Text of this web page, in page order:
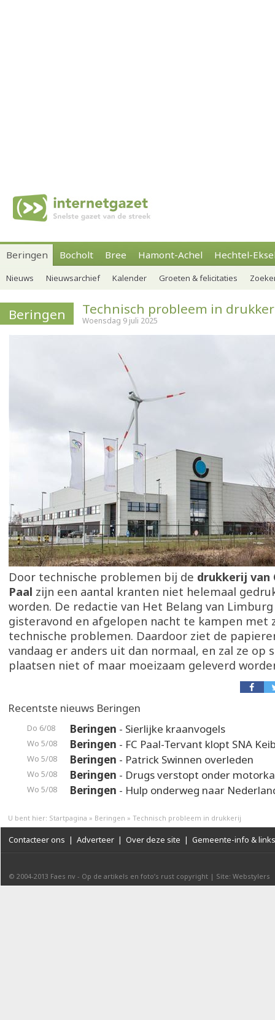
Beringen Bocholt Bree Hamont-Achel Hechtel-
Nieuws Nieuwsarchief Kalender Groeten & felicitaties
Beringen Technisch probleem in
Woensdag 9 juli 2025
Door technische problemen bij de drukkerij van
Paal zijn een aantal kranten niet helemaal
worden. De redactie van Het Belang van
gisteravond en afgelopen nacht te kampen met
technische problemen. Daardoor ziet de
vandaag er anders uit dan normaal, en zal ze op
plaatsen niet of maar moeizaam geleverd
Recentste nieuws Beringen
Do 6/08 Beringen - Sierlijke kraanvogels
Wo 5/08 Beringen - FC Paal-Tervant klopt SNA
Wo 5/08 Beringen - Patrick Swinnen overleden
Wo 5/08 Beringen - Drugs verstopt onder
Wo 5/08 Beringen - Hulp onderweg naar
U bent hier: Startpagina » Beringen » Technisch probleem in drukkerij
Contacteer ons | Adverteer | Over deze site | Gemeente-info & links
© 2004-2013 Faes nv - Op de artikels en foto’s rust copyright | Site: Webstylers